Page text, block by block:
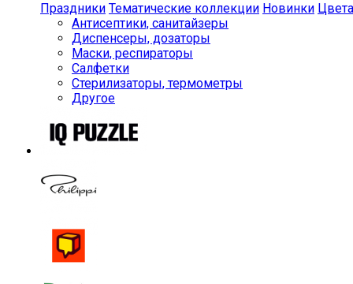
Праздники Тематические коллекции Новинки Цвета
Антисептики, санитайзеры
Диспенсеры, дозаторы
Маски, респираторы
Салфетки
Стерилизаторы, термометры
Другое